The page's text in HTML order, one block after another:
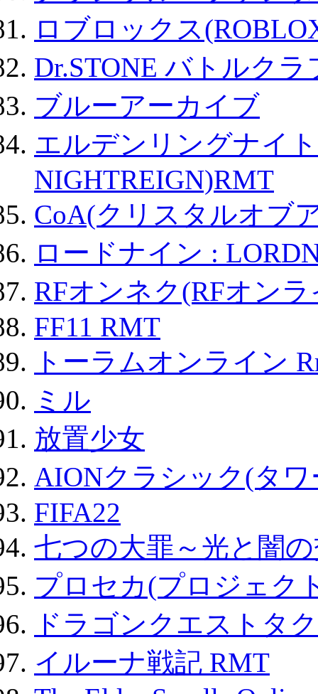
ロブロックス
Dr.STONE バトルク
ブルーアーカイブ
エルデンリングナイ
NIGHTREIGN)RMT
CoA(クリスタルオブ
ロードナイン :
RFオンネク(RFオン
FF11 RMT
トーラムオンライン
ミル
放置少女
AIONクラシック(タ
FIFA22
七つの大罪～光と闇
プロセカ(プロジェク
ドラゴンクエストタ
イルーナ戦記 RMT